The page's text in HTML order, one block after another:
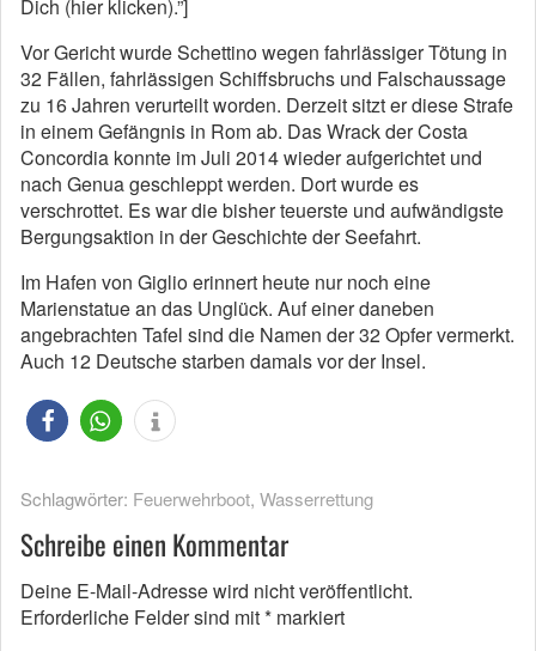
Dich (hier klicken).”]
Vor Gericht wurde Schettino wegen fahrlässiger Tötung in
32 Fällen, fahrlässigen Schiffsbruchs und Falschaussage
zu 16 Jahren verurteilt worden. Derzeit sitzt er diese Strafe
in einem Gefängnis in Rom ab. Das Wrack der Costa
Concordia konnte im Juli 2014 wieder aufgerichtet und
nach Genua geschleppt werden. Dort wurde es
verschrottet. Es war die bisher teuerste und aufwändigste
Bergungsaktion in der Geschichte der Seefahrt.
Im Hafen von Giglio erinnert heute nur noch eine
Marienstatue an das Unglück. Auf einer daneben
angebrachten Tafel sind die Namen der 32 Opfer vermerkt.
Auch 12 Deutsche starben damals vor der Insel.
Schlagwörter: Feuerwehrboot, Wasserrettung
Schreibe einen Kommentar
Deine E-Mail-Adresse wird nicht veröffentlicht.
Erforderliche Felder sind mit* markiert